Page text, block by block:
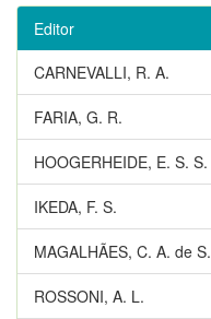
Editor
CARNEVALLI, R. A.
FARIA, G. R.
HOOGERHEIDE, E. S. S.
IKEDA, F. S.
MAGALHÃES, C. A. de S.
ROSSONI, A. L.